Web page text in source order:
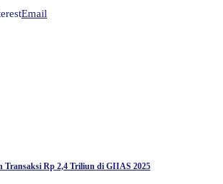
Email
Transaksi Rp 2,4 Triliun di GIIAS 2025